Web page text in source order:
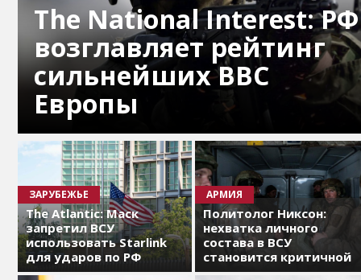
The National Interest: РФ
возглавляет рейтинг
сильнейших ВВС
Европы
ЗАРУБЕЖЬЕ
The Atlantic: Маск
запретил ВСУ
использовать Starlink
для ударов по РФ
АРМИЯ
Политолог Никсон:
нехватка личного
состава в ВСУ
становится критичной